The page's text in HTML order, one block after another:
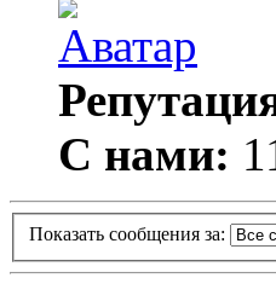
С нами:
Показать сообщения за: